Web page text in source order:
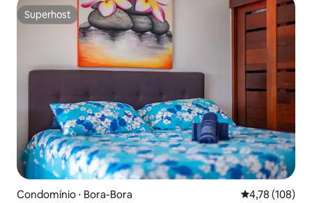
Superhost
Superhost
Condomínio ⋅ Bora-Bora 4,78 de uma
4,78 (108)